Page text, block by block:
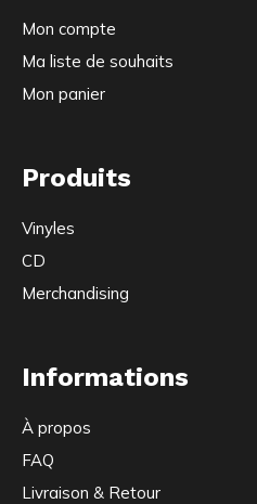
Mon compte
Ma liste de souhaits
Mon panier
Produits
Vinyles
CD
Merchandising
Informations
À propos
FAQ
Livraison & Retour